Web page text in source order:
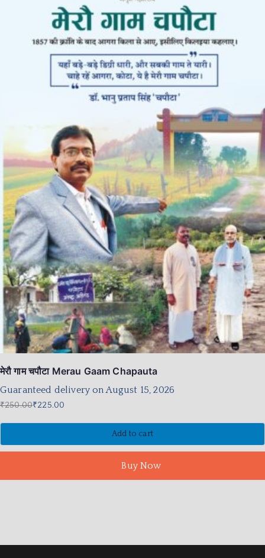
मेरौ गाम चपौटा Merau Gaam Chapauta
Guaranteed delivery on August 15, 2026
₹250.00₹225.00
Add to cart
Buy Now